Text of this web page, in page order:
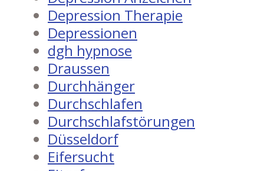
Depression Therapie
Depressionen
dgh hypnose
Draussen
Durchhänger
Durchschlafen
Durchschlafstörungen
Düsseldorf
Eifersucht